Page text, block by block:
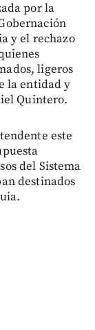
por la
y el rechazo
ligeros
la entidad y
Quintero.
este
del Sistema
destinados